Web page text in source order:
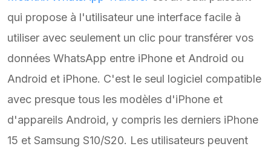
qui propose à l'utilisateur une interface facile à
utiliser avec seulement un clic pour transférer vos
données WhatsApp entre iPhone et Android ou
Android et iPhone. C'est le seul logiciel compatible
avec presque tous les modèles d'iPhone et
d'appareils Android, y compris les derniers iPhone
15 et Samsung S10/S20. Les utilisateurs peuvent